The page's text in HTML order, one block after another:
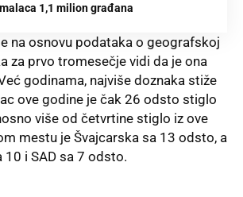
1,1 milion građana
na osnovu podataka o geografskoj
za prvo tromesečje vidi da je ona
godinama, najviše doznaka stiže
ove godine je čak 26 odsto stiglo
više od četvrtine stiglo iz ove
mestu je Švajcarska sa 13 odsto, a
i SAD sa 7 odsto.